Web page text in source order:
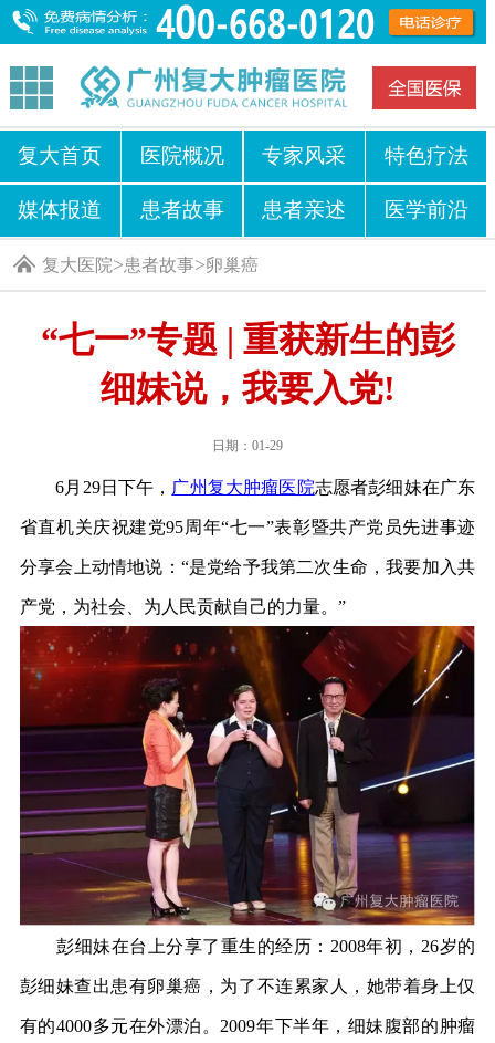
复大首页 医院概况 专家风采 特色疗法
媒体报道 患者故事 患者亲述 医学前沿
复大医院>患者故事>卵巢癌
“七一”专题 | 重获新生的彭
细妹说，我要入党!
日期：01-29
6月29日下午， 广州复大肿瘤医院志愿者彭细妹在广东
省直机关庆祝建党95周年“七一”表彰暨共产党员先进事迹
分享会上动情地说：“是党给予我第二次生命，我要加入共
产党，为社会、为人民贡献自己的力量。”
彭细妹在台上分享了重生的经历：2008年初，26岁的
彭细妹查出患有卵巢癌，为了不连累家人，她带着身上仅
有的4000多元在外漂泊。2009年下半年，细妹腹部的肿瘤